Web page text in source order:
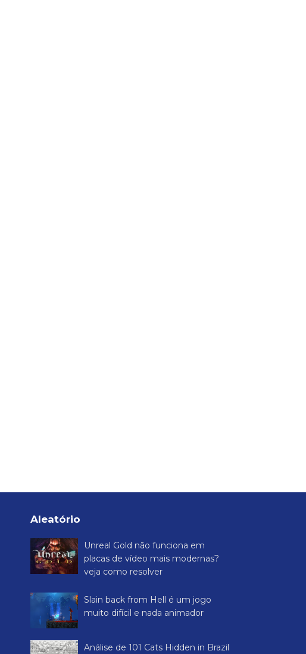
Aleatório
Unreal Gold não funciona em
placas de vídeo mais modernas?
veja como resolver
Slain back from Hell é um jogo
muito difícil e nada animador
Análise de 101 Cats Hidden in Brazil